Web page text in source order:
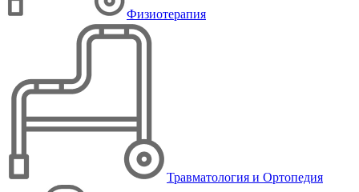
Физиотерапия
Травматология и Ортопедия